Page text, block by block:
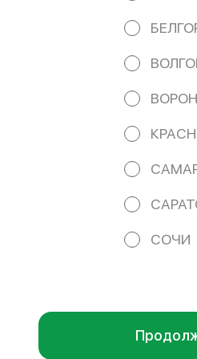
аналитических сервисов согласно
конфиденциальности
Работает на эффективном ядре
ПОЛИТИКА
СОЧИ